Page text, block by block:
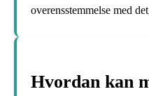
overensstemmelse med
Hvordan kan